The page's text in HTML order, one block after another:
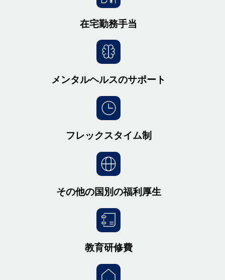
在宅勤務手当
メンタルヘルスのサポート
フレックスタイム制
その他の国別の福利厚生
教育研修費